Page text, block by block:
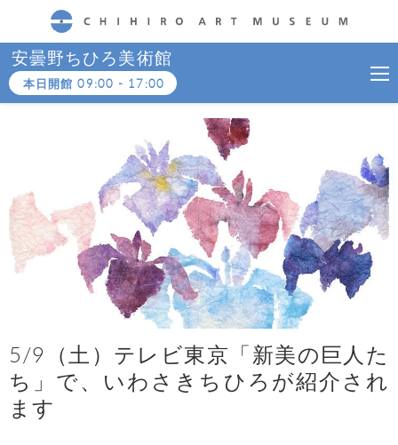
CHIHIRO ART MUSEUM
安曇野ちひろ美術館
本日開館09:00 - 17:00
5/9（土）テレビ東京「新美の巨人た
ち」で、いわさきちひろが紹介され
ます